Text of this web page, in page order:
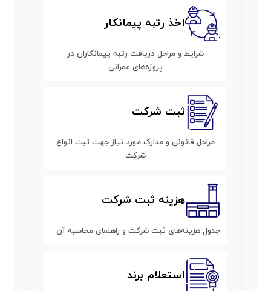
اخذ رتبه پیمانکار
شرایط و مراحل دریافت رتبه پیمانکاران در
پروژه‌های عمرانی
ثبت شرکت
مراحل قانونی و مدارک مورد نیاز جهت ثبت انواع
شرکت
هزینه ثبت شرکت
جدول هزینه‌های ثبت شرکت و راهنمای محاسبه آن
استعلام برند